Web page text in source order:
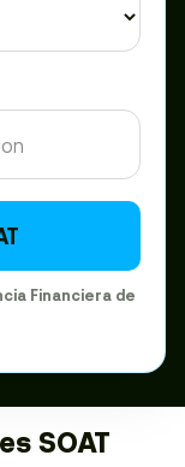
Financiera de
SOAT